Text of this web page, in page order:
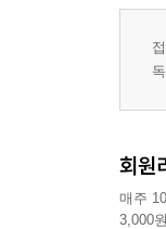
6장
시간
에필
열두
회원
매주
3,000